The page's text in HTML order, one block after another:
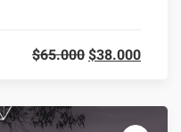
$65.000$38.000